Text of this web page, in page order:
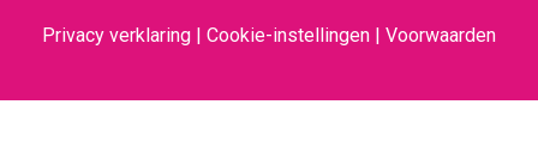
pagina
Privacy verklaring | Cookie-instellingen | Voorwaarden